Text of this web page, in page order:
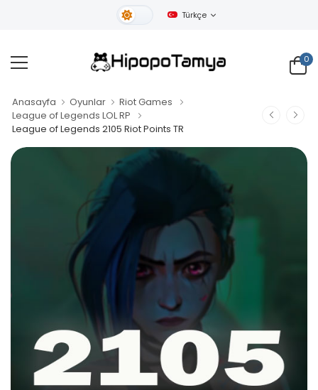
Gündüz Tema
Türkçe
0
Anasayfa Oyunlar
Riot Games
League of Legends LOL RP
League of Legends 2105 Riot Points TR